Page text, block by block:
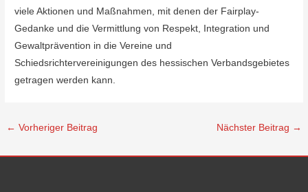
viele Aktionen und Maßnahmen, mit denen der Fairplay-
Gedanke und die Vermittlung von Respekt, Integration und
Gewaltprävention in die Vereine und
Schiedsrichtervereinigungen des hessischen Verbandsgebietes
getragen werden kann.
← Vorheriger Beitrag Nächster Beitrag →